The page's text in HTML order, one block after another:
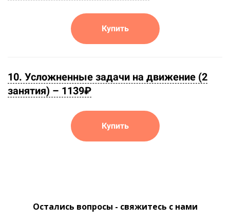
Купить
10. Усложненные задачи на движение (2
занятия) – 1139₽
Купить
Остались вопросы - свяжитесь с нами